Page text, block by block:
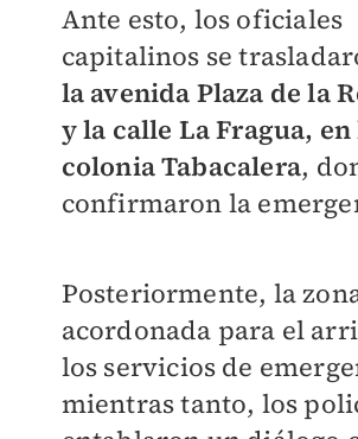
Ante esto, los oficiales
capitalinos se
la avenida Plaza de la
y la calle La Fragua, en
colonia Tabacalera,
confirmaron la
Posteriormente, la
acordonada para el
los servicios de
mientras tanto, los